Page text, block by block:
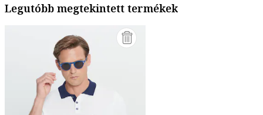
Legutóbb megtekintett termékek